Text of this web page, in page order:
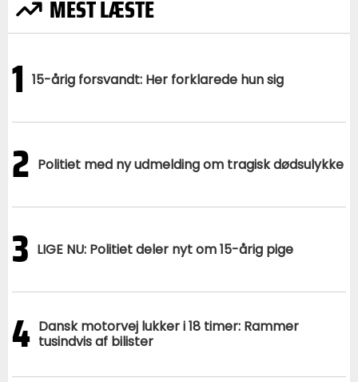
MEST LÆSTE
1 15-årig forsvandt: Her forklarede hun sig
2 Politiet med ny udmelding om tragisk dødsulykke
3 LIGE NU: Politiet deler nyt om 15-årig pige
4 Dansk motorvej lukker i 18 timer: Rammer
tusindvis af bilister